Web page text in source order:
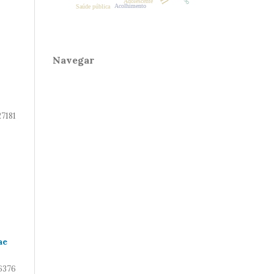
Acolhimento
Saúde pública
Navegar